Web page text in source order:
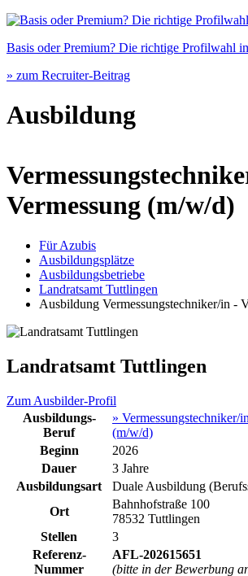
Basis oder Premium? Die richtige Profilwahl
» zum Recruiter-Beitrag
Ausbildung
Vermessung (m/w/d)
Für Azubis
Ausbildungsplätze
Ausbildungsbetriebe
Landratsamt Tuttlingen
Ausbildung Vermessungstechniker/in -
Landratsamt Tuttlingen
Zum Ausbilder-Profil
Ausbildungs-
Beruf
» Vermessungstechniker/
(m/w/d)
Beginn
2026
Dauer
3 Jahre
Ausbildungsart
Duale Ausbildung
Ort
Bahnhofstraße 100
78532 Tuttlingen
Stellen
3
Referenz-
Nummer
AFL-202615651
(bitte in der Bewerbung